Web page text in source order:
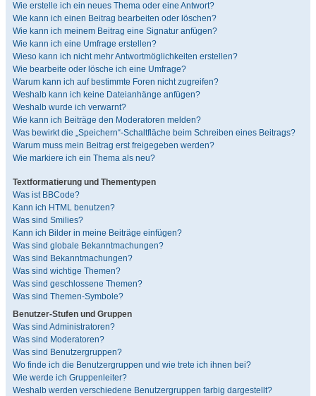
Wie erstelle ich ein neues Thema oder eine Antwort?
Wie kann ich einen Beitrag bearbeiten oder löschen?
Wie kann ich meinem Beitrag eine Signatur anfügen?
Wie kann ich eine Umfrage erstellen?
Wieso kann ich nicht mehr Antwortmöglichkeiten erstellen?
Wie bearbeite oder lösche ich eine Umfrage?
Warum kann ich auf bestimmte Foren nicht zugreifen?
Weshalb kann ich keine Dateianhänge anfügen?
Weshalb wurde ich verwarnt?
Wie kann ich Beiträge den Moderatoren melden?
Was bewirkt die „Speichern“-Schaltfläche beim Schreiben eines Beitrags?
Warum muss mein Beitrag erst freigegeben werden?
Wie markiere ich ein Thema als neu?
Textformatierung und Thementypen
Was ist BBCode?
Kann ich HTML benutzen?
Was sind Smilies?
Kann ich Bilder in meine Beiträge einfügen?
Was sind globale Bekanntmachungen?
Was sind Bekanntmachungen?
Was sind wichtige Themen?
Was sind geschlossene Themen?
Was sind Themen-Symbole?
Benutzer-Stufen und Gruppen
Was sind Administratoren?
Was sind Moderatoren?
Was sind Benutzergruppen?
Wo finde ich die Benutzergruppen und wie trete ich ihnen bei?
Wie werde ich Gruppenleiter?
Weshalb werden verschiedene Benutzergruppen farbig dargestellt?